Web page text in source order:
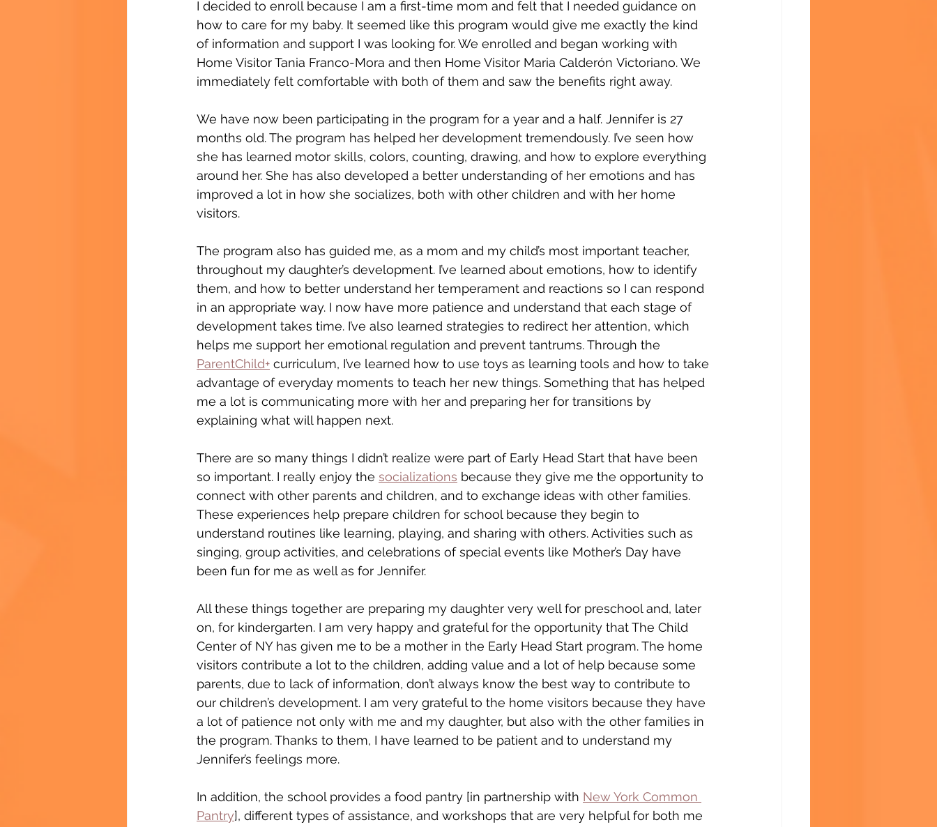
I decided to enroll because I am a first-time mom and felt that I needed guidance on
how to care for my baby. It seemed like this program would give me exactly the kind
of information and support I was looking for. We enrolled and began working with
Home Visitor Tania Franco-Mora and then Home Visitor Maria Calderón Victoriano. We
immediately felt comfortable with both of them and saw the benefits right away.
We have now been participating in the program for a year and a half. Jennifer is 27
months old. The program has helped her development tremendously. I’ve seen how
she has learned motor skills, colors, counting, drawing, and how to explore everything
around her. She has also developed a better understanding of her emotions and has
improved a lot in how she socializes, both with other children and with her home
visitors.
The program also has guided me, as a mom and my child’s most important teacher,
throughout my daughter’s development. I’ve learned about emotions, how to identify
them, and how to better understand her temperament and reactions so I can respond
in an appropriate way. I now have more patience and understand that each stage of
development takes time. I’ve also learned strategies to redirect her attention, which
helps me support her emotional regulation and prevent tantrums. Through the
ParentChild+ curriculum, I’ve learned how to use toys as learning tools and how to take
advantage of everyday moments to teach her new things. Something that has helped
me a lot is communicating more with her and preparing her for transitions by
explaining what will happen next.
There are so many things I didn’t realize were part of Early Head Start that have been
so important. I really enjoy the socializations because they give me the opportunity to
connect with other parents and children, and to exchange ideas with other families.
These experiences help prepare children for school because they begin to
understand routines like learning, playing, and sharing with others. Activities such as
singing, group activities, and celebrations of special events like Mother’s Day have
been fun for me as well as for Jennifer.
All these things together are preparing my daughter very well for preschool and, later
on, for kindergarten. I am very happy and grateful for the opportunity that The Child
Center of NY has given me to be a mother in the Early Head Start program. The home
visitors contribute a lot to the children, adding value and a lot of help because some
parents, due to lack of information, don’t always know the best way to contribute to
our children’s development. I am very grateful to the home visitors because they have
a lot of patience not only with me and my daughter, but also with the other families in
the program. Thanks to them, I have learned to be patient and to understand my
Jennifer’s feelings more.
In addition, the school provides a food pantry [in partnership with New York Common
Pantry], different types of assistance, and workshops that are very helpful for both me